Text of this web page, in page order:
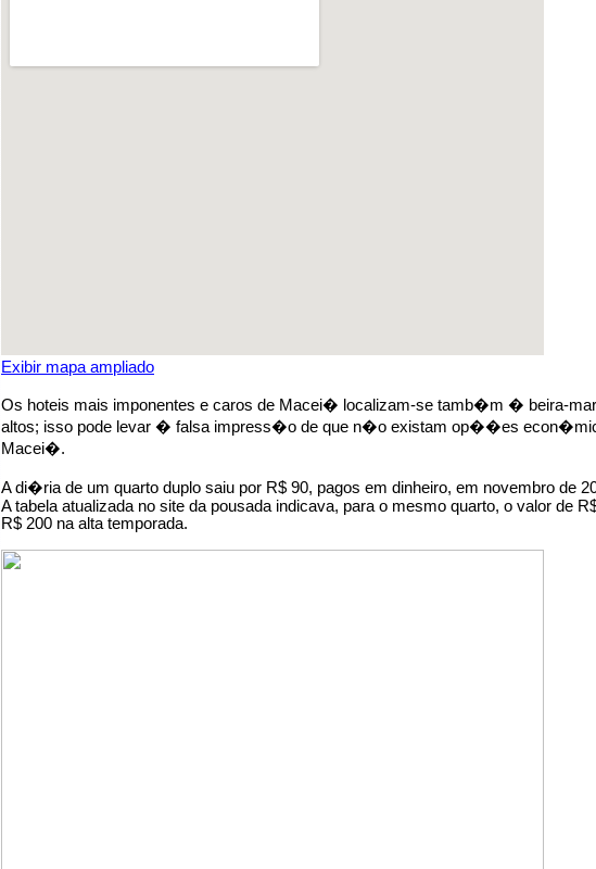
Exibir mapa ampliado
Os hoteis mais imponentes e caros de Macei� localizam-se tamb�m � beira-
altos; isso pode levar � falsa impress�o de que n�o existam op��es
Macei�.
A di�ria de um quarto duplo saiu por R$ 90, pagos em dinheiro, em novembro de
A tabela atualizada no site da pousada indicava, para o mesmo quarto, o valor de
R$ 200 na alta temporada.